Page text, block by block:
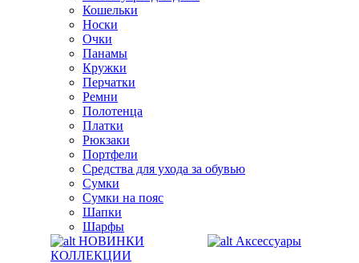
Кошельки
Носки
Очки
Панамы
Кружки
Перчатки
Ремни
Полотенца
Платки
Рюкзаки
Портфели
Средства для ухода за обувью
Сумки
Сумки на пояс
Шапки
Шарфы
НОВИНКИ
КОЛЛЕКЦИИ
Аксессуары